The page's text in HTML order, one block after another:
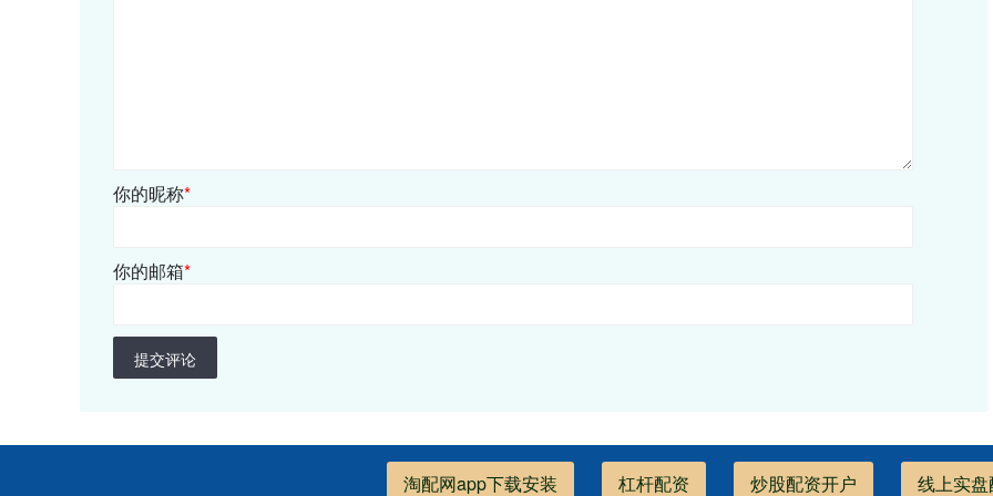
你的昵称*
你的邮箱*
提交评论
淘配网app下载安装 杠杆配资 炒股配资开户 线上实